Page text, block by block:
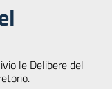
le Delibere del